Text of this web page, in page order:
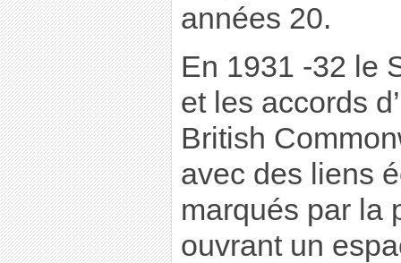
années 20.
En 1931 -32 le
et les accords
British
avec des liens
marqués par la
ouvrant un